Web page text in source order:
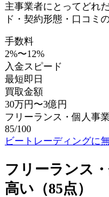
主事業者にとってどれ
ド・契約形態・口コミ
手数料
2%〜12%
入金スピード
最短即日
買取金額
30万円 〜3億円
フリーランス・個人事
85/100
ビートレーディングに
フリーランス
高い （85点）